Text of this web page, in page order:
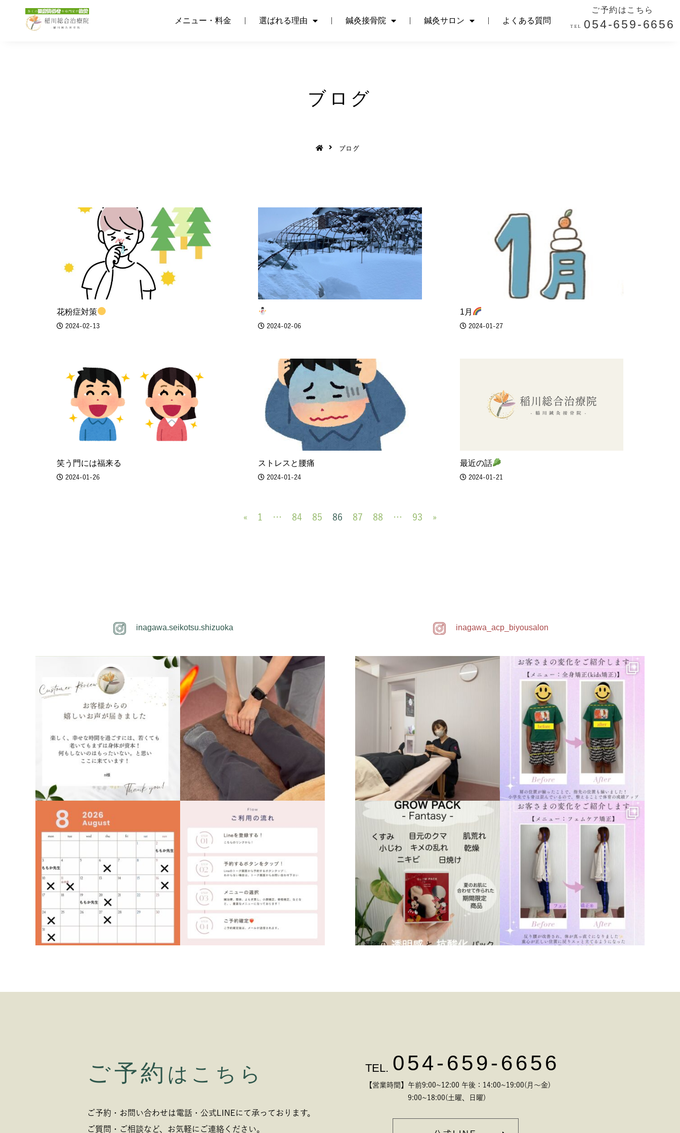
メニュー・料金 選ばれる理由 鍼灸接骨院 鍼灸サロン よくある質問
ご予約はこちら
TEL. 054-659-6656
メニュー・料金 選ばれる理由 鍼灸接骨院 鍼灸サロン よくある質問
ご予約はこちら
TEL. 054-659-6656
ブログ
ブログ
花粉症対策
2024-02-13 2024-02-06
1月
2024-01-27
笑う門には福来る
2024-01-26
ストレスと腰痛
2024-01-24
最近の話
2024-01-21
« 1 … 84 85 86 87 88 … 93 »
inagawa.seikotsu.shizuoka inagawa_acp_biyousalon
ご予約 はこちら
ご予約・お問い合わせは電話・公式LINEにて承っております。
ご質問・ご相談など、お気軽にご連絡ください。
TEL. 054-659-6656
【営業時間】午前9:00~12:00 午後：14:00~19:00(月～金)
9:00~18:00(土曜、日曜)